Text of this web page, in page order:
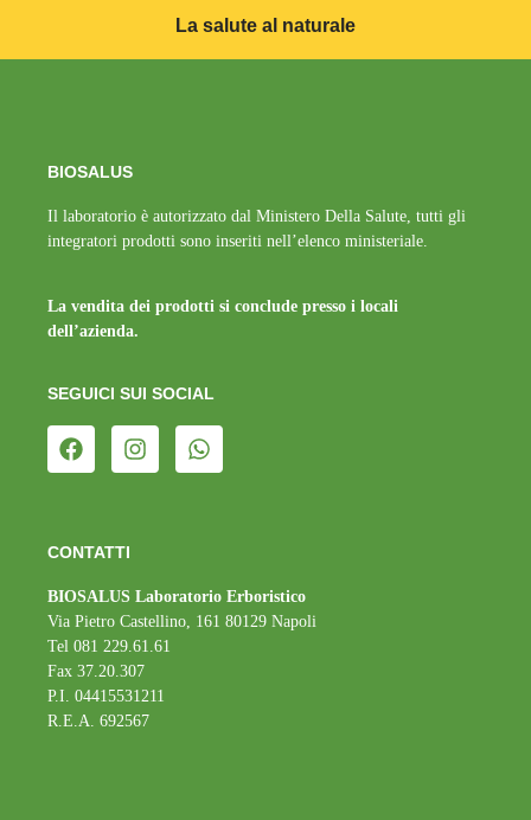
La salute al naturale
BIOSALUS
Il laboratorio è autorizzato dal Ministero Della Salute, tutti gli
integratori prodotti sono inseriti nell’elenco ministeriale.
La vendita dei prodotti si conclude presso i locali
dell’azienda.
SEGUICI SUI SOCIAL
CONTATTI
BIOSALUS Laboratorio Erboristico
Via Pietro Castellino, 161 80129 Napoli
Tel 081 229.61.61
Fax 37.20.307
P.I. 04415531211
R.E.A. 692567